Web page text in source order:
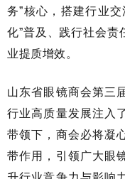
务”核心，搭建行业
化”普及、践行社会
业提质增效。
山东省眼镜商会第三
行业高质量发展注入
带领下，商会必将凝
带作用，引领广大眼